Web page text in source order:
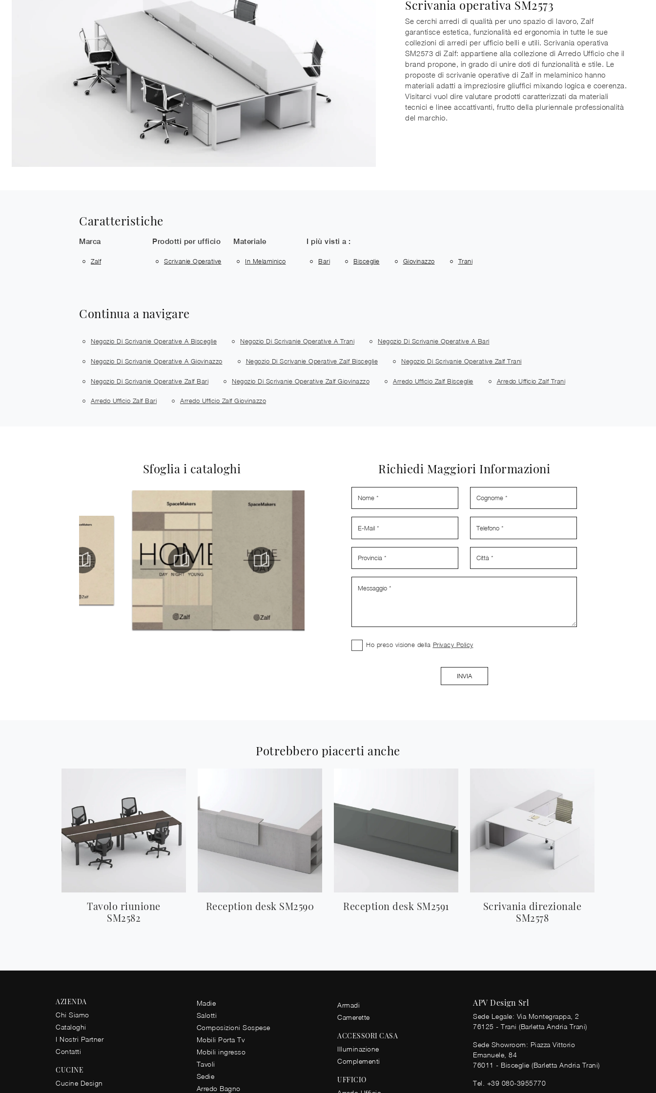
Scrivania operativa SM2573
Se cerchi arredi di qualità per uno spazio di lavoro, Zalf
garantisce estetica, funzionalità ed ergonomia in tutte le sue
collezioni di arredi per ufficio belli e utili. Scrivania operativa
SM2573 di Zalf: appartiene alla collezione di Arredo Ufficio che il
brand propone, in grado di unire doti di funzionalità e stile. Le
proposte di scrivanie operative di Zalf in melaminico hanno
materiali adatti a impreziosire gliuffici mixando logica e coerenza.
Visitarci vuol dire valutare prodotti caratterizzati da materiali
tecnici e linee accattivanti, frutto della pluriennale professionalità
del marchio.
Caratteristiche
Marca
Zalf
Prodotti per ufficio
Scrivanie Operative
Materiale
In Melaminico
I più visti a :
Bari Bisceglie Giovinazzo Trani
Continua a navigare
Negozio Di Scrivanie Operative A Bisceglie Negozio Di Scrivanie Operative A Trani Negozio Di Scrivanie Operative A Bari
Negozio Di Scrivanie Operative A Giovinazzo Negozio Di Scrivanie Operative Zalf Bisceglie Negozio Di Scrivanie Operative Zalf Trani
Negozio Di Scrivanie Operative Zalf Bari Negozio Di Scrivanie Operative Zalf Giovinazzo Arredo Ufficio Zalf Bisceglie Arredo Ufficio Zalf Trani
Arredo Ufficio Zalf Bari Arredo Ufficio Zalf Giovinazzo
Sfoglia i cataloghi Richiedi Maggiori Informazioni
Ho preso visione della Privacy Policy
INVIA
Potrebbero piacerti anche
Tavolo riunione
SM2582
Reception desk SM2590 Reception desk SM2591
Scrivania direzionale
SM2578
AZIENDA
Chi Siamo
Cataloghi
I Nostri Partner
Contatti
CUCINE
Cucine Design
Madie
Salotti
Composizioni Sospese
Mobili Porta Tv
Mobili ingresso
Tavoli
Sedie
Arredo Bagno
Armadi
Camerette
ACCESSORI CASA
Illuminazione
Complementi
UFFICIO
APV Design Srl
Sede Legale: Via Montegrappa, 2
76125 - Trani (Barletta Andria Trani)
Sede Showroom: Piazza Vittorio
Emanuele, 84
76011 - Bisceglie (Barletta Andria Trani)
Tel. +39 080-3955770